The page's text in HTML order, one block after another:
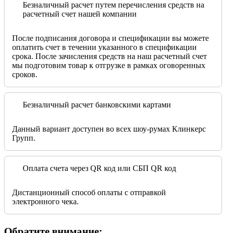
Безналичный расчет путем перечисления средств на
расчетный счет нашей компании
После подписания договора и спецификации вы можете
оплатить счет в течении указанного в спецификации
срока. После зачисления средств на наш расчетный счет
мы подготовим товар к отгрузке в рамках оговоренных
сроков.
Безналичный расчет банковскими картами
Данный вариант доступен во всех шоу-румах Клинкерс
Групп.
Оплата счета через QR код или СБП QR код
Дистанционный способ оплаты с отправкой
электронного чека.